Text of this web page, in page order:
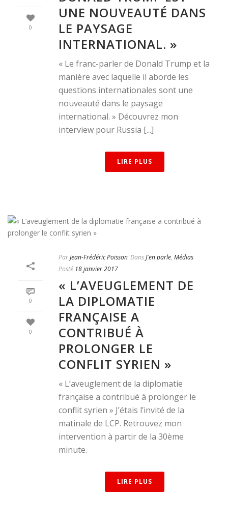
0
UNE NOUVEAUTÉ DANS
LE PAYSAGE
INTERNATIONAL. »
« Le franc-parler de Donald Trump et la
manière avec laquelle il aborde les
questions internationales sont une
nouveauté dans le paysage
international. » Découvrez mon
interview pour Russia [...]
LIRE PLUS
0
0
ParJean-Frédéric Poisson DansJ'en parle, Médias
Posté 18 janvier 2017
« L’AVEUGLEMENT DE
LA DIPLOMATIE
FRANÇAISE A
CONTRIBUÉ À
PROLONGER LE
CONFLIT SYRIEN »
« L’aveuglement de la diplomatie
française a contribué à prolonger le
conflit syrien » J’étais l’invité de la
matinale de LCP. Retrouvez mon
intervention à partir de la 30ème
minute.
LIRE PLUS